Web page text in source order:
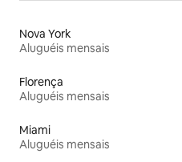
Nova York
Aluguéis mensais
Florença
Aluguéis mensais
Miami
Aluguéis mensais